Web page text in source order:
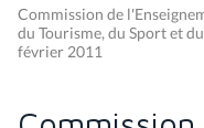
Commission de
du Tourisme, du Sport et
février 2011